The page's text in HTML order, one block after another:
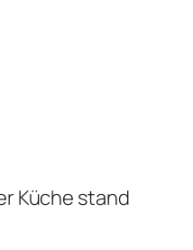
Küche stand